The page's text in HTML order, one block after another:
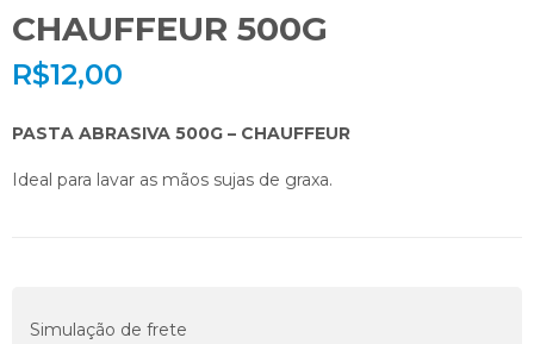
CHAUFFEUR 500G
R$12,00
PASTA ABRASIVA 500G – CHAUFFEUR
Ideal para lavar as mãos sujas de graxa.
Simulação de frete